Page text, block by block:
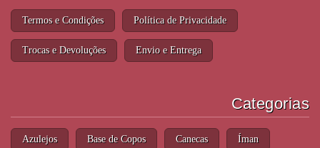
Termos e Condições Política de Privacidade
Trocas e Devoluções Envio e Entrega
Categorias
Azulejos Base de Copos Canecas Íman